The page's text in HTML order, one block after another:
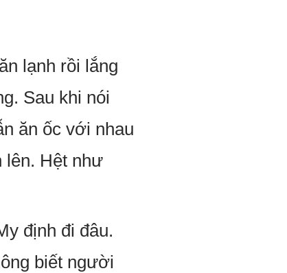
lạnh rồi lắng
Sau khi nói
ăn ốc với nhau
lên. Hệt như
định đi đâu.
biết người